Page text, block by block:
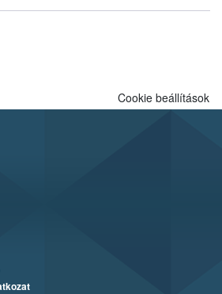
lehetőség a károsító elleni további
elérhető és ökológiai termesztésben is
Cookie beállítások